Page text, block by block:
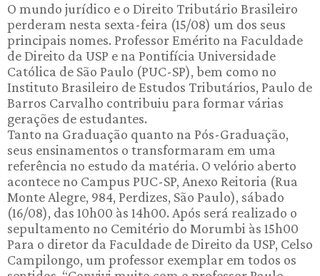
O mundo jurídico e o Direito Tributário Brasileiro
perderam nesta sexta-feira (15/08) um dos seus
principais nomes. Professor Emérito na Faculdade
de Direito da USP e na Pontifícia Universidade
Católica de São Paulo (PUC-SP), bem como no
Instituto Brasileiro de Estudos Tributários, Paulo de
Barros Carvalho contribuiu para formar várias
gerações de estudantes.
Tanto na Graduação quanto na Pós-Graduação,
seus ensinamentos o transformaram em uma
referência no estudo da matéria. O velório aberto
acontece no Campus PUC-SP, Anexo Reitoria (Rua
Monte Alegre, 984, Perdizes, São Paulo), sábado
(16/08), das 10h00 às 14h00. Após será realizado o
sepultamento no Cemitério do Morumbi às 15h00
Para o diretor da Faculdade de Direito da USP, Celso
Campilongo, um professor exemplar em todos os